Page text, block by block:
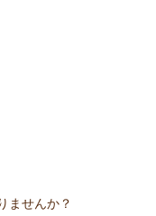
ませんか？